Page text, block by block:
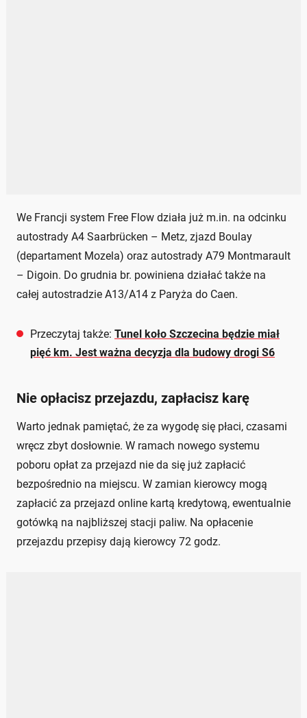
We Francji system Free Flow działa już m.in. na odcinku
autostrady A4 Saarbrücken – Metz, zjazd Boulay
(departament Mozela) oraz autostrady A79 Montmarault
– Digoin. Do grudnia br. powiniena działać także na
całej autostradzie A13/A14 z Paryża do Caen.
Przeczytaj także: Tunel koło Szczecina będzie miał
pięć km. Jest ważna decyzja dla budowy drogi S6
Nie opłacisz przejazdu, zapłacisz karę
Warto jednak pamiętać, że za wygodę się płaci, czasami
wręcz zbyt dosłownie. W ramach nowego systemu
poboru opłat za przejazd nie da się już zapłacić
bezpośrednio na miejscu. W zamian kierowcy mogą
zapłacić za przejazd online kartą kredytową, ewentualnie
gotówką na najbliższej stacji paliw. Na opłacenie
przejazdu przepisy dają kierowcy 72 godz.